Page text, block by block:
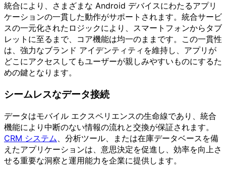
統合により、さまざまな Android デバイスにわたるアプリ
ケーションの一貫した動作がサポートされます。統合サービ
スの一元化されたロジックにより、スマートフォンからタブ
レットに至るまで、コア機能は均一のままです。この一貫性
は、強力なブランド アイデンティティを維持し、アプリが
どこにアクセスしてもユーザーが親しみやすいものにするた
めの鍵となります。
シームレスなデータ接続
データはモバイル エクスペリエンスの生命線であり、統合
機能により中断のない情報の流れと交換が保証されます。
CRM システム 、分析ツール、または在庫データベースを備
えたアプリケーションは、意思決定を促進し、効率を向上さ
せる重要な洞察と運用能力を企業に提供します。